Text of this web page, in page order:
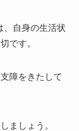
、自身の生活状
です。
障をきたして
ましょう。